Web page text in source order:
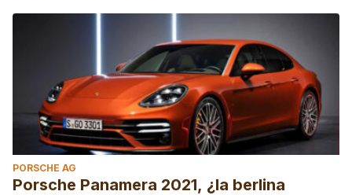
PORSCHE AG
Porsche Panamera 2021, ¿la berlina